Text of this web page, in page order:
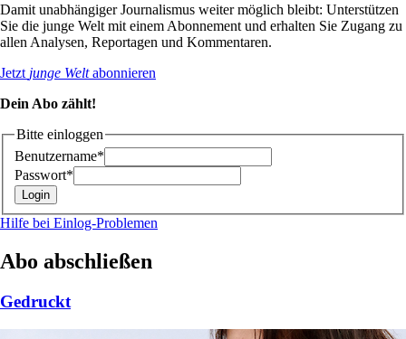
Damit unabhängiger Journalismus weiter möglich bleibt: Unterstützen
Sie die junge Welt mit einem Abonnement und erhalten Sie Zugang zu
allen Analysen, Reportagen und Kommentaren.
Jetzt junge Weltabonnieren
Dein Abo zählt!
Bitte einloggen
Benutzername*
Passwort*
Hilfe bei Einlog-Problemen
Abo abschließen
Gedruckt